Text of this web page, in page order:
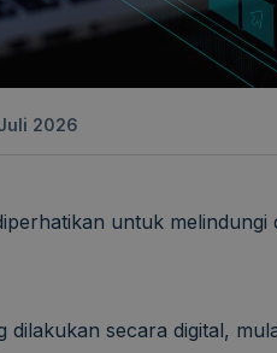
2026
untuk melindungi
secara digital,